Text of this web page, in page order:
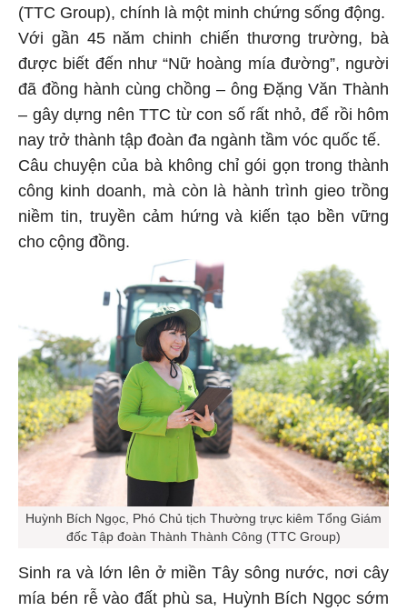
(TTC Group), chính là một minh chứng sống động.
Với gần 45 năm chinh chiến thương trường, bà
được biết đến như “Nữ hoàng mía đường”, người
đã đồng hành cùng chồng – ông Đặng Văn Thành
– gây dựng nên TTC từ con số rất nhỏ, để rồi hôm
nay trở thành tập đoàn đa ngành tầm vóc quốc tế.
Câu chuyện của bà không chỉ gói gọn trong thành
công kinh doanh, mà còn là hành trình gieo trồng
niềm tin, truyền cảm hứng và kiến tạo bền vững
cho cộng đồng.
Huỳnh Bích Ngọc, Phó Chủ tịch Thường trực kiêm Tổng Giám
đốc Tập đoàn Thành Thành Công (TTC Group)
Sinh ra và lớn lên ở miền Tây sông nước, nơi cây
mía bén rễ vào đất phù sa, Huỳnh Bích Ngọc sớm